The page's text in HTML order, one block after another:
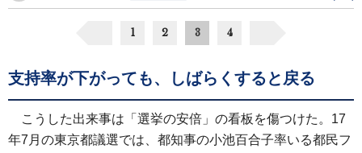
1 2 3 4
支持率が下がっても、しばらくすると戻る
こうした出来事は「選挙の安倍」の看板を傷つけた。17
年7月の東京都議選では、都知事の小池百合子率いる都民フ